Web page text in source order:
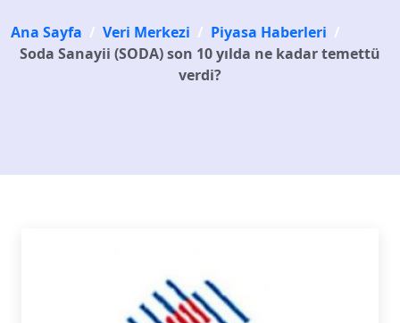
Ana Sayfa / Veri Merkezi / Piyasa Haberleri /
Soda Sanayii (SODA) son 10 yılda ne kadar temettü
verdi?